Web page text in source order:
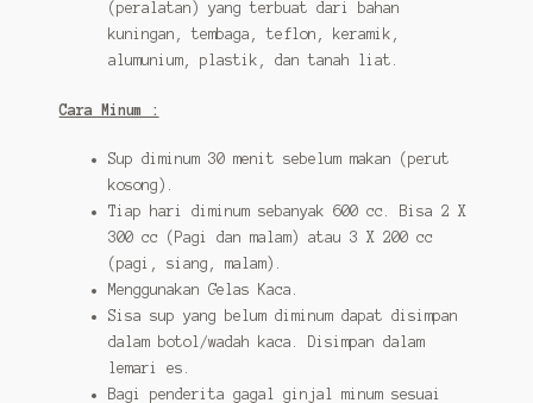
(peralatan) yang terbuat dari bahan
kuningan, tembaga, teflon, keramik,
alumunium, plastik, dan tanah liat.
Cara Minum :
Sup diminum 30 menit sebelum makan (perut
kosong).
Tiap hari diminum sebanyak 600 cc. Bisa 2 X
300 cc (Pagi dan malam) atau 3 X 200 cc
(pagi, siang, malam).
Menggunakan Gelas Kaca.
Sisa sup yang belum diminum dapat disimpan
dalam botol/wadah kaca. Disimpan dalam
lemari es.
Bagi penderita gagal ginjal minum sesuai